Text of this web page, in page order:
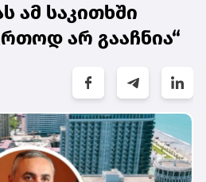
ამ საკითხში
არ გააჩნია“